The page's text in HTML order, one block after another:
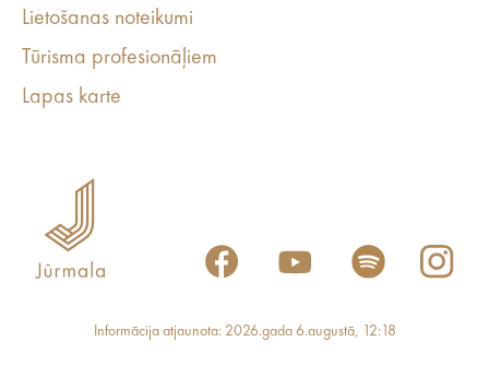
Lietošanas noteikumi
Tūrisma profesionāļiem
Lapas karte
Informācija atjaunota: 2026.gada 6.augustā, 12:18